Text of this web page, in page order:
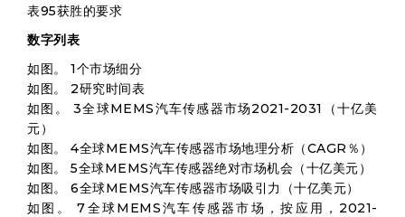
表95获胜的要求
数字列表
如图。 1个市场细分
如图。 2研究时间表
如图。 3全球MEMS汽车传感器市场2021-2031（十亿美
元）
如图。 4全球MEMS汽车传感器市场地理分析（CAGR％）
如图。 5全球MEMS汽车传感器绝对市场机会（十亿美元）
如图。 6全球MEMS汽车传感器市场吸引力（十亿美元）
如图。 7全球MEMS汽车传感器市场，按应用，2021-